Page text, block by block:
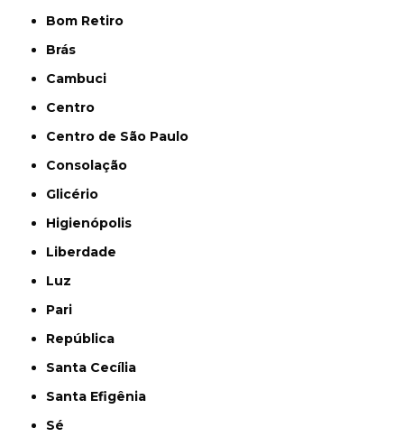
Bom Retiro
Brás
Cambuci
Centro
Centro de São Paulo
Consolação
Glicério
Higienópolis
Liberdade
Luz
Pari
República
Santa Cecília
Santa Efigênia
Sé